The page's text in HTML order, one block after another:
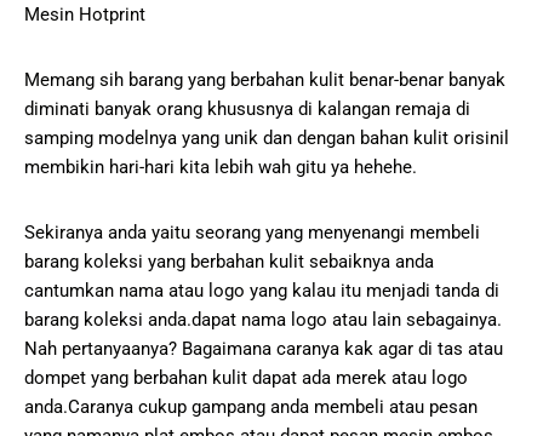
Mesin Hotprint
Memang sih barang yang berbahan kulit benar-benar banyak
diminati banyak orang khususnya di kalangan remaja di
samping modelnya yang unik dan dengan bahan kulit orisinil
membikin hari-hari kita lebih wah gitu ya hehehe.
Sekiranya anda yaitu seorang yang menyenangi membeli
barang koleksi yang berbahan kulit sebaiknya anda
cantumkan nama atau logo yang kalau itu menjadi tanda di
barang koleksi anda.dapat nama logo atau lain sebagainya.
Nah pertanyaanya? Bagaimana caranya kak agar di tas atau
dompet yang berbahan kulit dapat ada merek atau logo
anda.Caranya cukup gampang anda membeli atau pesan